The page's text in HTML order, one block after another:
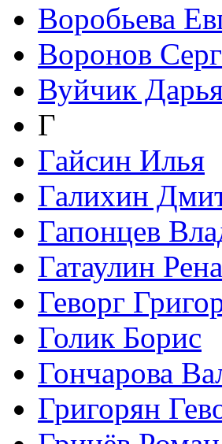
Воробьева
Воронов
Вуйчик
Г
Гайсин Илья
Галихин
Гапонцев
Гатаулин
Геворг
Голик Борис
Гончарова
Григорян